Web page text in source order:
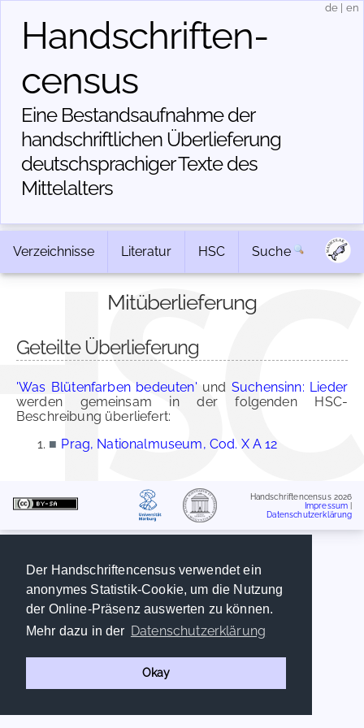
Der Handschriftencensus verwendet ein
anonymes Statistik-Cookie, um die Nutzung
der Online-Präsenz auswerten zu können.
Mehr dazu in der Datenschutzerklärung
Okay
Handschriften­
census
Eine Bestandsaufnahme der
handschriftlichen Über­lieferung
deutschsprachiger Texte des
Mittelalters
de en
Verzeichnisse Literatur HSC Suche
Mitüberlieferung
Geteilte Überlieferung
'Was Blütenfarben bedeuten' und Suchensinn: Lieder
werden gemeinsam in der folgenden HSC-
Beschreibung überliefert:
■ Prag, Nationalmuseum, Cod. X A 12
Handschriftencensus 2026
Impressum
Datenschutzerklärung